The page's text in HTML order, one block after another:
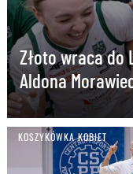
Złoto wraca do
Aldona
KOSZYKÓWKA KOBIET